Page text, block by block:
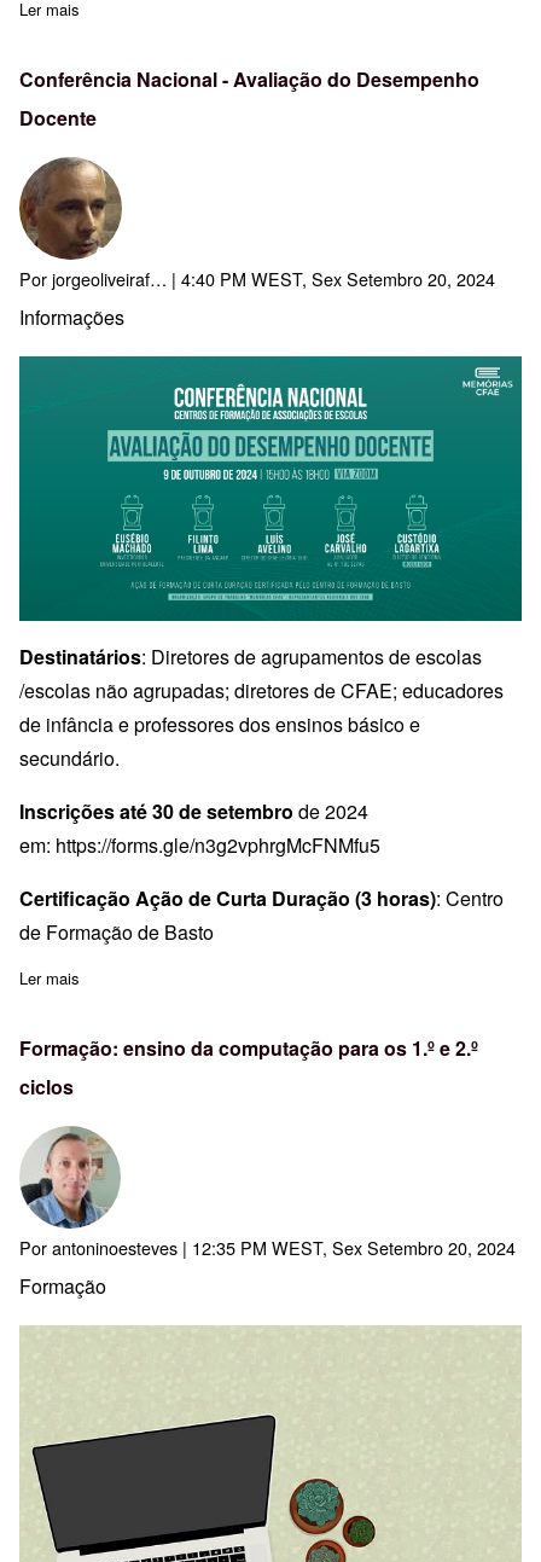
Ler mais
Conferência Nacional - Avaliação do Desempenho
Docente
Porjorgeoliveiraf… | 4:40 PM WEST, Sex Setembro 20, 2024
Informações
Destinatários: Diretores de agrupamentos de escolas
/escolas não agrupadas; diretores de CFAE; educadores
de infância e professores dos ensinos básico e
secundário.
Inscrições até 30 de setembro de 2024
em: https://forms.gle/n3g2vphrgMcFNMfu5
Certificação Ação de Curta Duração (3 horas): Centro
de Formação de Basto
Ler mais
Formação: ensino da computação para os 1.º e 2.º
ciclos
Porantoninoesteves | 12:35 PM WEST, Sex Setembro 20, 2024
Formação